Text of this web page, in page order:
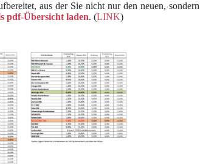
aus der Sie nicht nur den neuen,
pdf-Übersicht laden. (LINK)